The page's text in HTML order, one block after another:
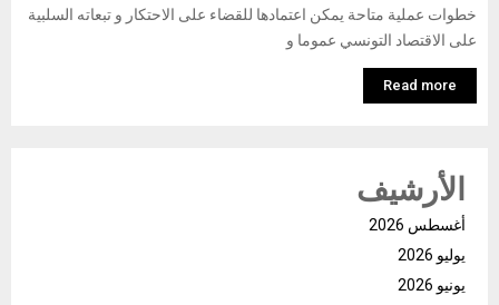
خطوات عملية متاحة يمكن اعتمادها للقضاء على الاحتكار و تبعاته السلبية
على الاقتصاد التونسي عموما و
Read more
الأرشيف
أغسطس 2026
يوليو 2026
يونيو 2026